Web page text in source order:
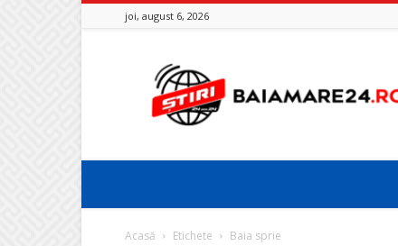
joi, august 6, 2026
Baia
Mare
24
Acasă Etichete Baia sprie